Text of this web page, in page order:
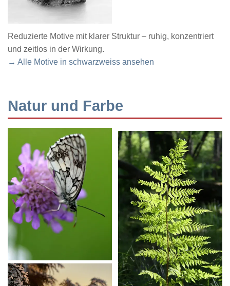
Reduzierte Motive mit klarer Struktur – ruhig, konzentriert
und zeitlos in der Wirkung.
→ Alle Motive in schwarzweiss ansehen
Natur und Farbe